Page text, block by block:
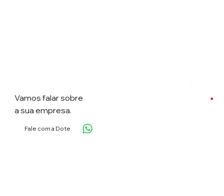
Vamos falarsobre
a sua empresa.
Fale com a Dote